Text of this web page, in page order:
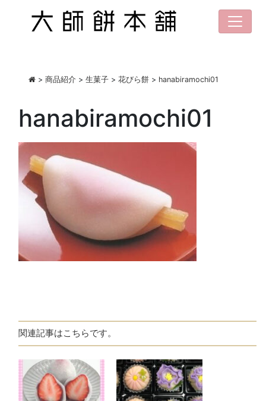
> 商品紹介 > 生菓子 > 花びら餅 > hanabiramochi01
hanabiramochi01
関連記事はこちらです。